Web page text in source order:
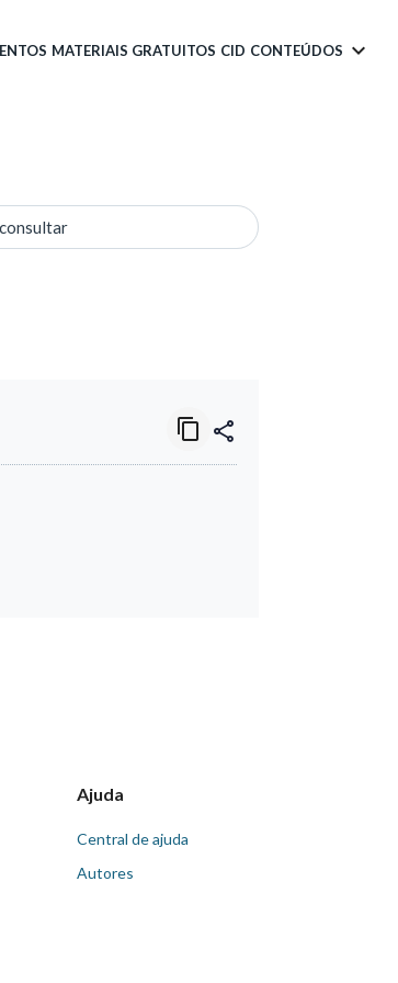
MATERIAIS GRATUITOS CID CONTEÚDOS
Ajuda
Central de ajuda
Autores